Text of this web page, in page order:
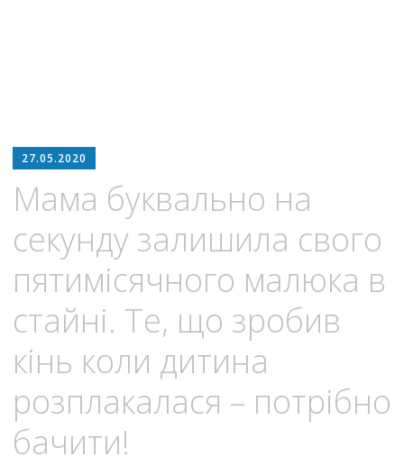
27.05.2020
Мама буквально на
секунду залишила свого
пятимісячного малюка в
стайні. Те, що зробив
кінь коли дитина
розплакалася – потрібно
бачити!